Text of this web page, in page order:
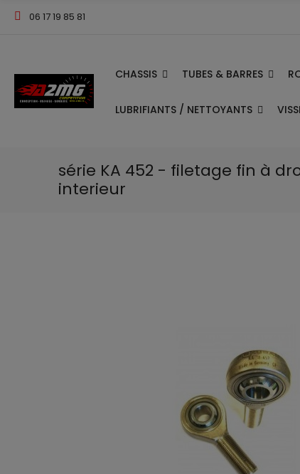
06 17 19 85 81
CHASSIS TUBES & BARRES
LUBRIFIANTS / NETTOYANTS
série KA 452 - filetage fin à
interieur